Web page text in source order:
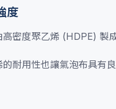
度
高密度聚乙烯 (HDPE) 製
的耐用性也讓氣泡布具有